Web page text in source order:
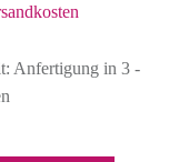
Anfertigung in 3 -